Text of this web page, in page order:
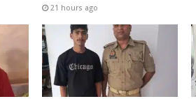
21 hours ago